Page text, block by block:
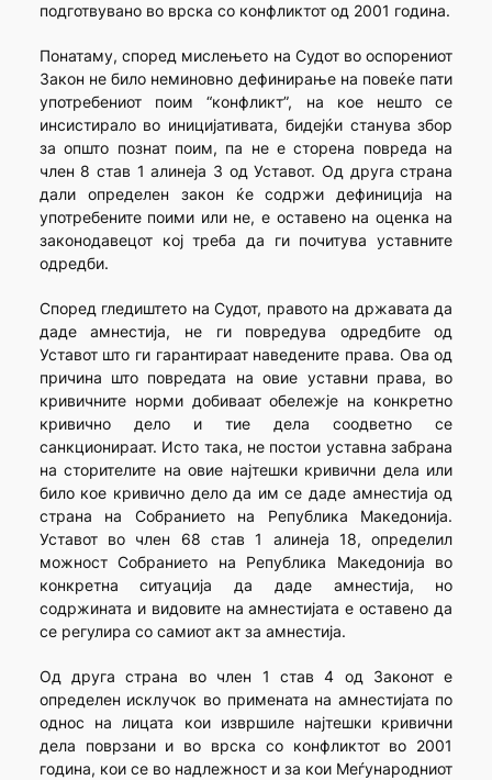
подготвувано во врска со конфликтот од 2001 година.
Понатаму, според мислењето на Судот во оспорениот
Закон не било неминовно дефинирање на повеќе пати
употребениот поим “конфликт”, на кое нешто се
инсистирало во иницијативата, бидејќи станува збор
за општо познат поим, па не е сторена повреда на
член 8 став 1 алинеја 3 од Уставот. Од друга страна
дали опре­де­лен закон ќе содржи дефиниција на
употребените поими или не, е оставено на оценка на
законодавецот кој треба да ги почитува устав­ните
одредби.
Според гледиштето на Судот, правото на државата да
даде амнестија, не ги повредува одредбите од
Уставот што ги гаран­тираат наведените права. Ова од
причина што повредата на овие уставни права, во
кривичните норми добиваат обележје на конкретно
кривично дело и тие дела соодветно се
санкционираат. Исто така, не постои уставна забрана
на сторителите на овие најтешки кривични дела или
било кое кривично дело да им се даде амнестија од
страна на Собранието на Република Македонија.
Уставот во член 68 став 1 алинеја 18, определил
можност Собранието на Република Македонија во
конкретна ситуација да даде амнестија, но
содржината и видовите на амнестијата е оставено да
се регулира со самиот акт за амнестија.
Од друга страна во член 1 став 4 од Законот е
определен исклучок во примената на амнестијата по
однос на лицата кои извр­шиле најтешки кривични
дела поврзани и во врска со конфликтот во 2001
година, кои се во надлежност и за кои Меѓународниот